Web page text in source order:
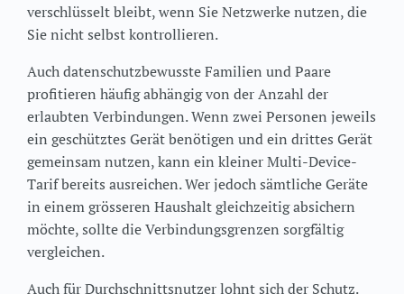
verschlüsselt bleibt, wenn Sie Netzwerke nutzen, die
Sie nicht selbst kontrollieren.
Auch datenschutzbewusste Familien und Paare
profitieren häufig abhängig von der Anzahl der
erlaubten Verbindungen. Wenn zwei Personen jeweils
ein geschütztes Gerät benötigen und ein drittes Gerät
gemeinsam nutzen, kann ein kleiner Multi-Device-
Tarif bereits ausreichen. Wer jedoch sämtliche Geräte
in einem grösseren Haushalt gleichzeitig absichern
möchte, sollte die Verbindungsgrenzen sorgfältig
vergleichen.
Auch für Durchschnittsnutzer lohnt sich der Schutz.